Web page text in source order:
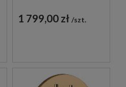
PODTYNKOWA
1 799,00 zł szt.